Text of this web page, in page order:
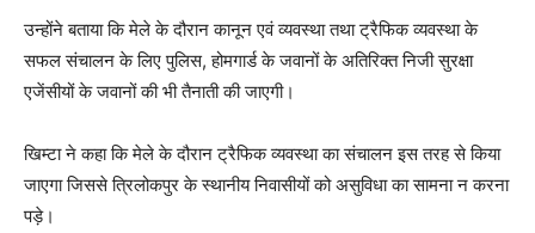
उन्होंने बताया कि मेले के दौरान कानून एवं व्यवस्था तथा ट्रैफिक व्यवस्था के
सफल संचालन के लिए पुलिस, होमगार्ड के जवानों के अतिरिक्त निजी सुरक्षा
एजेंसीयों के जवानों की भी तैनाती की जाएगी।
खिम्टा ने कहा कि मेले के दौरान ट्रैफिक व्यवस्था का संचालन इस तरह से किया
जाएगा जिससे त्रिलोकपुर के स्थानीय निवासीयों को असुविधा का सामना न करना
पड़े।